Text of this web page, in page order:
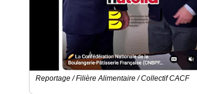
Reportage / Filière Alimentaire / Collectif CACF